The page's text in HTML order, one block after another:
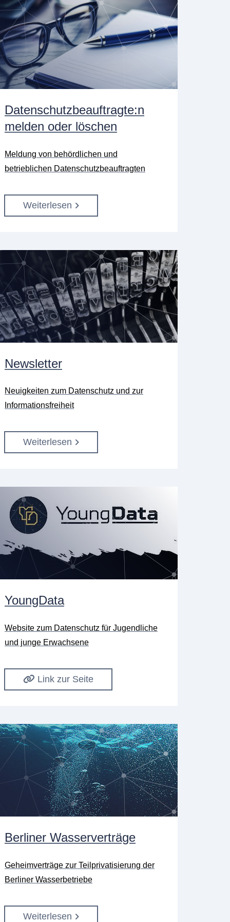
Datenschutzbeauftragte:n
melden oder löschen
Meldung von behördlichen und
betrieblichen Datenschutzbeauftragten
Weiterlesen
Newsletter
Neuigkeiten zum Datenschutz und zur
Informationsfreiheit
Weiterlesen
YoungData
Website zum Datenschutz für Jugendliche
und junge Erwachsene
Link zur Seite
Berliner Wasserverträge
Geheimverträge zur Teilprivatisierung der
Berliner Wasserbetriebe
Weiterlesen